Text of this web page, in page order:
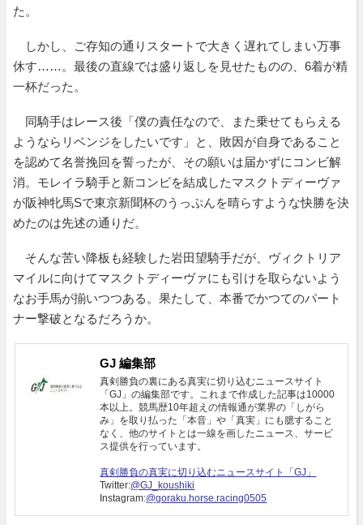
た。
しかし、ご存知の通りスタートで大きく遅れてしまい万事
休す……。最後の直線では盛り返しを見せたものの、6着が精
一杯だった。
同騎手はレース後「僕の責任なので、また乗せてもらえる
ようならリベンジをしたいです」と、敗因が自身であること
を認めて名誉挽回を誓ったが、その願いは届かずにコンビ解
消。モレイラ騎手と新コンビを結成したマスクトディーヴァ
が阪神牝馬Sで東京新聞杯のうっぷんを晴らすような快勝を決
めたのは先述の通りだ。
そんな苦い降板も経験した岩田望騎手だが、ヴィクトリア
マイルに向けてマスクトディーヴァにも引けを取らないよう
なお手馬が揃いつつある。果たして、本番でかつてのパート
ナー撃破となるだろうか。
GJ 編集部
真剣勝負の裏にある真実に切り込むニュースサイト
「GJ」の編集部です。これまで作成した記事は10000
本以上。競馬歴10年超えの情報通が業界の「しがら
み」を取り払った「本音」や「真実」にも臆すること
なく、他のサイトとは一線を画したニュース、サービ
ス提供を行っています。
真剣勝負の真実に切り込むニュースサイト「GJ」
Twitter:@GJ_koushiki
Instagram:@goraku.horse.racing0505